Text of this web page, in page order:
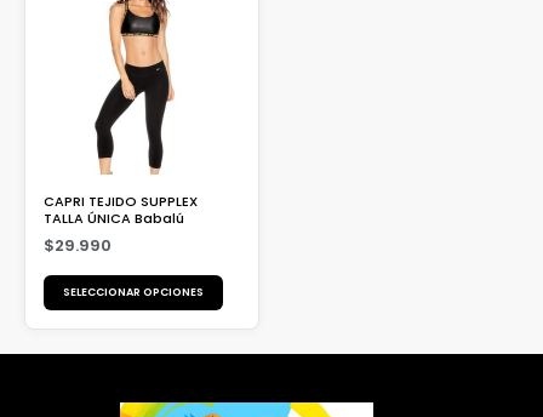
CAPRI TEJIDO SUPPLEX
TALLA ÚNICA Babalú
$29.990
SELECCIONAR OPCIONES